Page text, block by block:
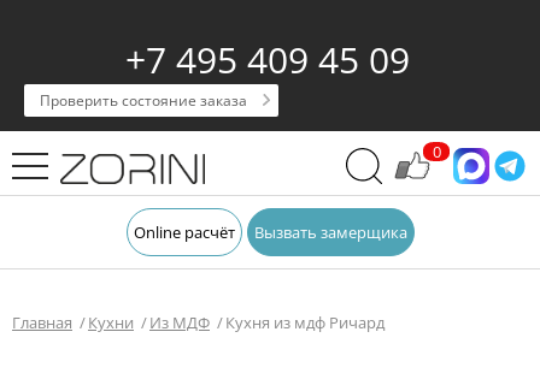
+7 495 409 45 09
Проверить состояние заказа
0
Online расчёт Вызвать замерщика
Главная Кухни Из МДФ Кухня из мдф Ричард